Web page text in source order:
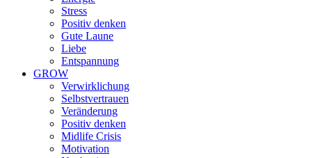
Stress
Positiv denken
Gute Laune
Liebe
Entspannung
GROW
Verwirklichung
Selbstvertrauen
Veränderung
Positiv denken
Midlife Crisis
Motivation